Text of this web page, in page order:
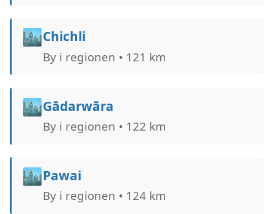
🏙️Chichli
By i regionen • 121 km
🏙️Gādarwāra
By i regionen • 122 km
🏙️Pawai
By i regionen • 124 km